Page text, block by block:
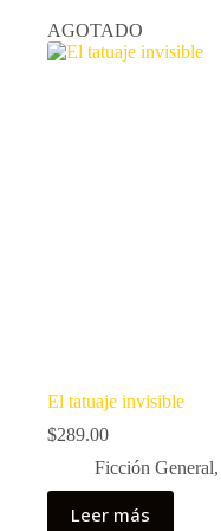
AGOTADO
El tatuaje invisible
$289.00
Ficción General,
Leer más